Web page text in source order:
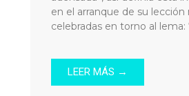
en el arranque de su
celebradas en torno al
LEER MÁS →